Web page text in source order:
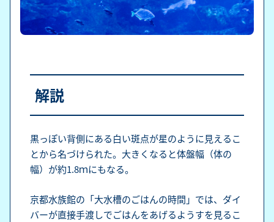
解説
黒っぽい背側にある白い斑点が星のように見えるこ
とから名づけられた。大きくなると体盤幅（体の
幅）が約1.8ｍにもなる。
京都水族館の「大水槽のごはんの時間」では、ダイ
バーが直接手渡しでごはんをあげるようすを見るこ